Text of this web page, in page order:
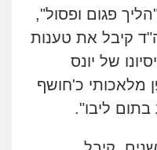
פגום ופסול",
קיבל את טענות
של יונס
מלאכותי כ'חושף
ליבו".